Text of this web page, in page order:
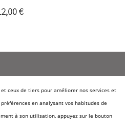
€
ceux de tiers pour améliorer nos services et
en analysant vos habitudes de
à son utilisation, appuyez sur le bouton